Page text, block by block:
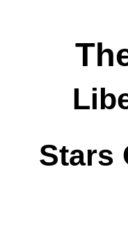
Stars